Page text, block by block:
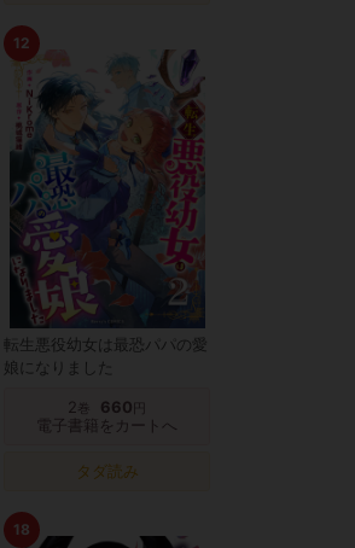
12
転生悪役幼女は最恐パパの愛
娘になりました
2 巻 660円
電子書籍をカートへ
タダ読み
18